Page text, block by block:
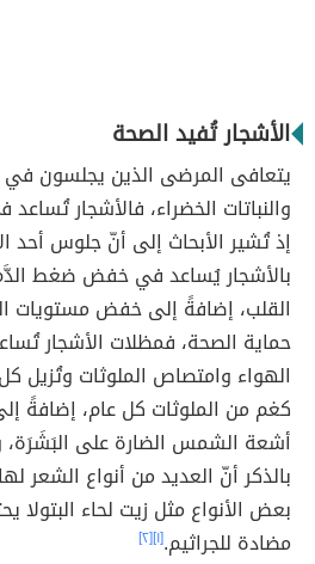
الأشجار تُفيد الصحة
يتعافى المرضى الذين يجلسون
والنباتات الخضراء، فالأشجار
إذ تُشير الأبحاث إلى أنّ جلوس
بالأشجار يُساعد في خفض ضغط
القلب، إضافةً إلى خفض مستويات
حماية الصحة، فمظلات الأشجار
كغم من الملوثات كل عام، إضافةً
أشعة الشمس الضارة على البَشَرَة،
بالذكر أنّ العديد من أنواع الشعر
بعض الأنواع مثل زيت لحاء
مضادة للجراثيم.[١] [٢]